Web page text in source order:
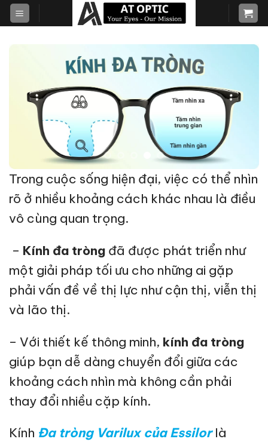
Skip
Trong cuộc sống hiện đại, việc có thể nhìn
rõ ở nhiều khoảng cách khác nhau là điều
vô cùng quan trọng.
– Kính đa tròng đã được phát triển như
một giải pháp tối ưu cho những ai gặp
phải vấn đề về thị lực như cận thị, viễn thị
và lão thị.
– Với thiết kế thông minh, kính đa tròng
giúp bạn dễ dàng chuyển đổi giữa các
khoảng cách nhìn mà không cần phải
thay đổi nhiều cặp kính.
Kính Đa tròng Varilux của Essilorlà